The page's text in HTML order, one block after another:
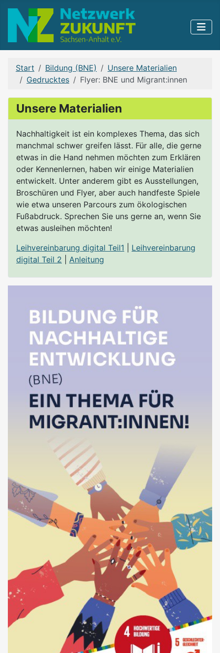
Start Bildung (BNE)
Unsere Materialien
Gedrucktes
Flyer: BNE und Migrant:innen
Unsere Materialien
Nachhaltigkeit ist ein komplexes Thema, das sich
manchmal schwer greifen lässt. Für alle, die gerne
etwas in die Hand nehmen möchten zum Erklären
oder Kennenlernen, haben wir einige Materialien
entwickelt. Unter anderem gibt es Ausstellungen,
Broschüren und Flyer, aber auch handfeste Spiele
wie etwa unseren Parcours zum ökologischen
Fußabdruck. Sprechen Sie uns gerne an, wenn Sie
etwas ausleihen möchten!
Leihvereinbarung digital Teil1
Leihvereinbarung
digital Teil 2
Anleitung